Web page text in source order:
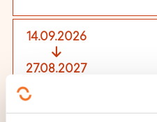
14.09.2026
27.08.2027
Luxembourg-Kirchberg